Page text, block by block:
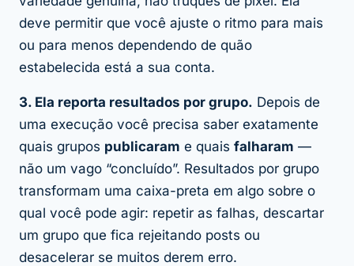
deve permitir que você ajuste o ritmo para mais
ou para menos dependendo de quão
estabelecida está a sua conta.
3. Ela reporta resultados por grupo. Depois de
uma execução você precisa saber exatamente
quais grupos publicaram e quais falharam —
não um vago “concluído”. Resultados por grupo
transformam uma caixa-preta em algo sobre o
qual você pode agir: repetir as falhas, descartar
um grupo que fica rejeitando posts ou
desacelerar se muitos derem erro.